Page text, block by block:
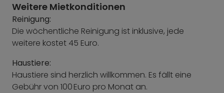
Weitere Mietkonditionen
Reinigung:
Die wöchentliche Reinigung ist inklusive, jede
weitere kostet 45 Euro.
Haustiere:
Haustiere sind herzlich willkommen. Es fällt eine
Gebühr von 100 Euro pro Monat an.